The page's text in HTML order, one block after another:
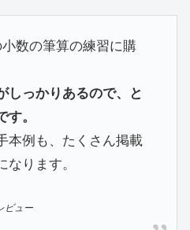
数の筆算の練習に購
しっかりあるので、と
。
本例も、たくさん掲載
なります。
ビュー